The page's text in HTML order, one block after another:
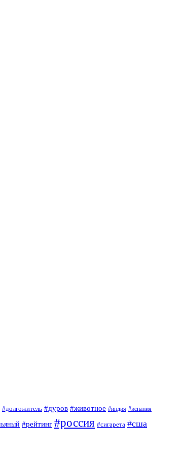
#долгожитель #дуров #животное #индия #испания
#рейтинг #россия #сигарета #сша